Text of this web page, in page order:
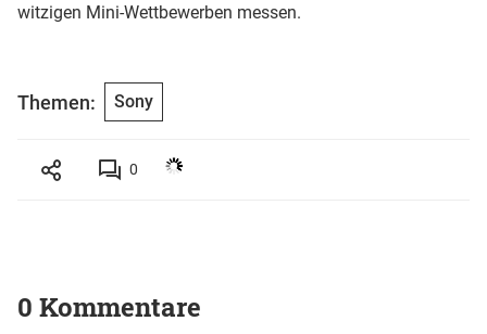
witzigen Mini-Wettbewerben messen.
Themen: Sony
0
0 Kommentare